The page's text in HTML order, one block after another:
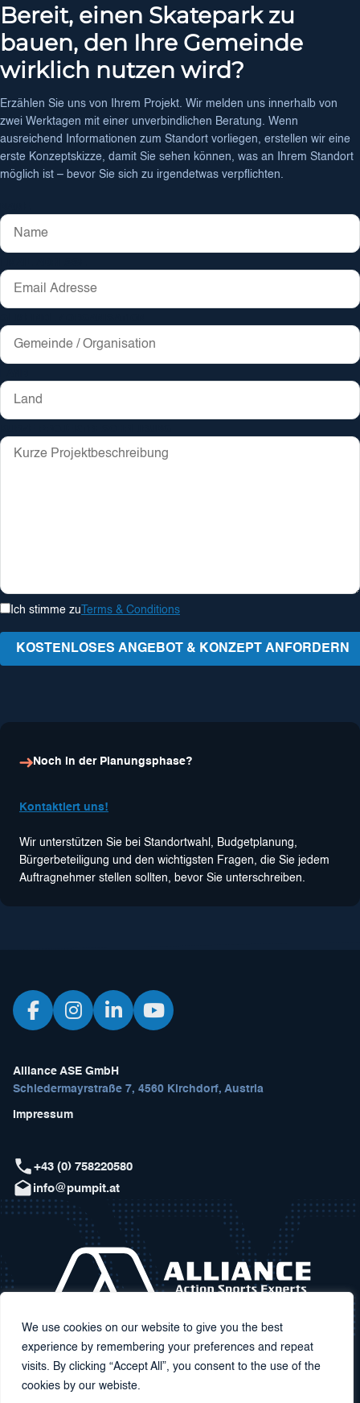
We use cookies on our website to give you the best
experience by remembering your preferences and repeat
visits. By clicking “Accept All”, you consent to the use of the
cookies by our webiste.
Bereit, einen Skatepark zu
bauen, den Ihre Gemeinde
wirklich nutzen wird?
Erzählen Sie uns von Ihrem Projekt. Wir melden uns innerhalb von
zwei Werktagen mit einer unverbindlichen Beratung. Wenn
ausreichend Informationen zum Standort vorliegen, erstellen wir eine
erste Konzeptskizze, damit Sie sehen können, was an Ihrem Standort
möglich ist – bevor Sie sich zu irgendetwas verpflichten.
Ich stimme zu Terms & Conditions
Noch in der Planungsphase?
Kontaktiert uns!
Wir unterstützen Sie bei Standortwahl, Budgetplanung,
Bürgerbeteiligung und den wichtigsten Fragen, die Sie jedem
Auftragnehmer stellen sollten, bevor Sie unterschreiben.
Alliance ASE GmbH
Schiedermayrstraße 7, 4560 Kirchdorf, Austria
Impressum
+43 (0) 758220580
info@pumpit.at